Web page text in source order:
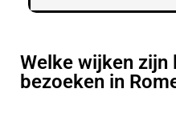
Welke wijken zijn
bezoeken in